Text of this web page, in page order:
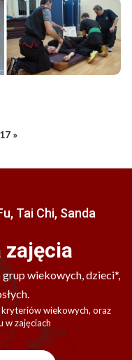
»
Tai Chi, Sanda
zajęcia
wiekowych, dzieci*,
kryteriów wiekowych, oraz
w zajęciach